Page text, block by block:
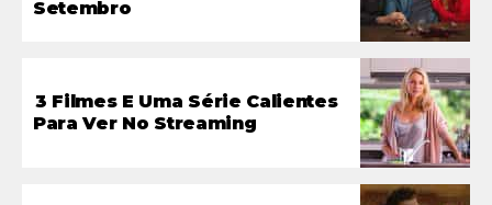
Setembro
3 Filmes E Uma Série Calientes
Para Ver No Streaming